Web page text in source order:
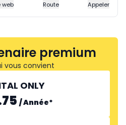
web Route Appeler
premium
vous convient
ONLY
/Année*